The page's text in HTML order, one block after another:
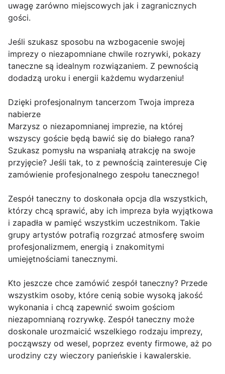
uwagę zarówno miejscowych jak i zagranicznych
gości.
Jeśli szukasz sposobu na wzbogacenie swojej
imprezy o niezapomniane chwile rozrywki, pokazy
taneczne są idealnym rozwiązaniem. Z pewnością
dodadzą uroku i energii każdemu wydarzeniu!
Dzięki profesjonalnym tancerzom Twoja impreza
nabierze
Marzysz o niezapomnianej imprezie, na której
wszyscy goście będą bawić się do białego rana?
Szukasz pomysłu na wspaniałą atrakcję na swoje
przyjęcie? Jeśli tak, to z pewnością zainteresuje Cię
zamówienie profesjonalnego zespołu tanecznego!
Zespół taneczny to doskonała opcja dla wszystkich,
którzy chcą sprawić, aby ich impreza była wyjątkowa
i zapadła w pamięć wszystkim uczestnikom. Takie
grupy artystów potrafią rozgrzać atmosferę swoim
profesjonalizmem, energią i znakomitymi
umiejętnościami tanecznymi.
Kto jeszcze chce zamówić zespół taneczny? Przede
wszystkim osoby, które cenią sobie wysoką jakość
wykonania i chcą zapewnić swoim gościom
niezapomnianą rozrywkę. Zespół taneczny może
doskonale urozmaicić wszelkiego rodzaju imprezy,
począwszy od wesel, poprzez eventy firmowe, aż po
urodziny czy wieczory panieńskie i kawalerskie.